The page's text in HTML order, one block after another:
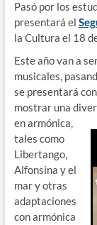
Pasó por los
presentará el
la Cultura el 18
Este año van a
musicales,
se presentará
mostrar una
en armónica,
tales como
Libertango,
Alfonsina y el
mar y otras
adaptaciones
con armónica